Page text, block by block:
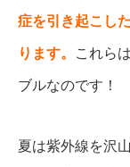
症を引き起こし
ります。 これら
ブルなのです！
夏は紫外線を沢